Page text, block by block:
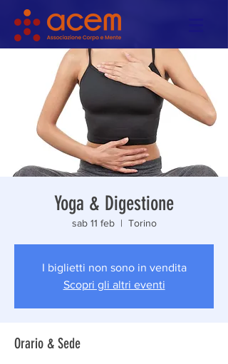
Yoga & Digestione
sab 11 feb
  |
Torino
I biglietti non sono in vendita
Scopri gli altri eventi
Orario & Sede